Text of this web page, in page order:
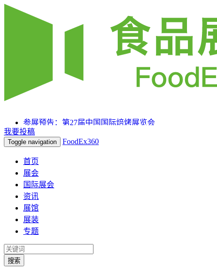
参展预告：第27届中国国际焙烤展览会
参展预告：SIAL 西雅国际食品和饮料展览会（上海）
参展预告：2025HOTELEX上海国际酒店及餐饮业博览
会
我要投稿
Toggle navigation FoodEx360
首页
展会
国际展会
资讯
展馆
展装
专题
搜索